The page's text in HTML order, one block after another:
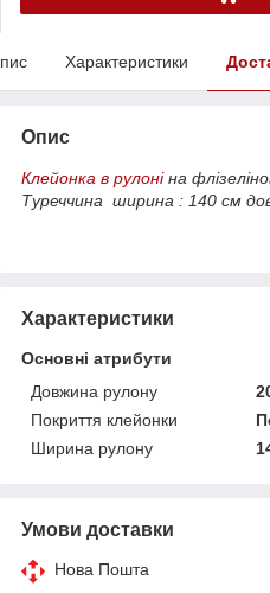
Характеристики
Опис
Клейонка в рулоніна
Туреччина ширина : 140 см
Характеристики
Основні атрибути
Довжина рулону
Покриття клейонки
Ширина рулону
Умови доставки
Нова Пошта